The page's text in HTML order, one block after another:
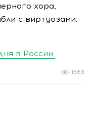
хора,
с виртуозами.
в России.
1563